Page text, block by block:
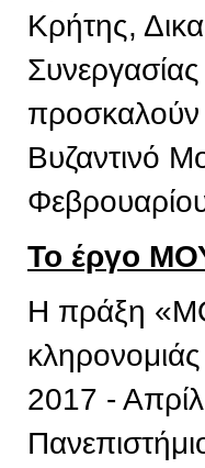
Κρήτης,
προσκαλούν
Βυζαντινό
Το έργο
Η πράξη
2017 -